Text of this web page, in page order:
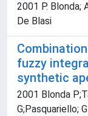
2001 P. Blonda;
De Blasi
fuzzy
synthetic
2001 Blonda
G;Pasquariello; G